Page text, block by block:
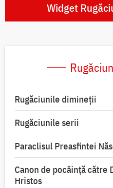
Widget
Rugăciunile dimineții
Rugăciunile serii
Paraclisul Preasfintei
Canon de pocăință către
Hristos